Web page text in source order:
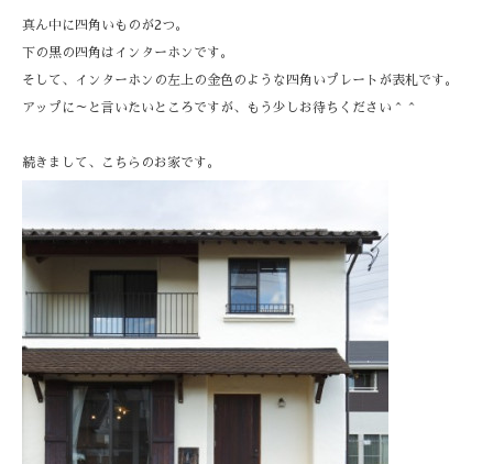
真ん中に四角いものが2つ。
下の黒の四角はインターホンです。
そして、インターホンの左上の金色のような四角いプレートが表札です。
アップに～と言いたいところですが、もう少しお待ちください＾＾
続きまして、こちらのお家です。